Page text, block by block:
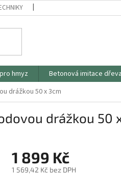
hmyz Betonová imitace dřeva
drážkou 50 x 3cm
drážkou 50
1 899 Kč
1 569,42 Kč bez DPH